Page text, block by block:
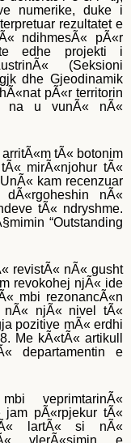
numerike, duke i
rezultatet e
ndihmesÃ« pÃ«r
edhe projekti i
(Seksioni
dhe Gjeodinamik
pÃ«r territorin
na u vunÃ« nÃ«
tÃ« botonim
mirÃ«njohur tÃ«
kam recenzuar
nÃ«
tÃ« ndryshme.
“Outstanding
revistÃ« nÃ« gusht
revokohej njÃ« ide
mbi rezonancÃ«n
nÃ« njÃ« nivel tÃ«
pozitive mÃ« erdhi
Me kÃ«tÃ« artikull
departamentin e
veprimtarinÃ«
jam pÃ«rpjekur tÃ«
lartÃ« si nÃ«
vlerÃ«simin e